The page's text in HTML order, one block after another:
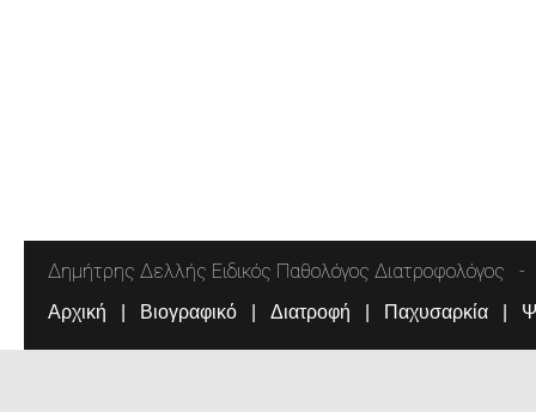
Δημήτρης Δελλής Ειδικός Παθολόγος Διατροφολόγος
Αρχική Βιογραφικό Διατροφή Παχυσαρκία